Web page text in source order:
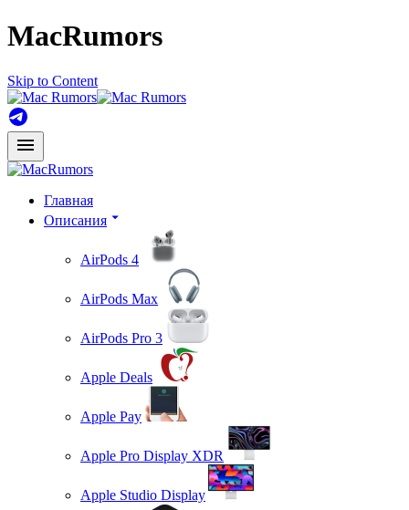
MacRumors
Skip to Content
Главная
Описания
AirPods 4
AirPods Max
AirPods Pro 3
Apple Deals
Apple Pay
Apple Pro Display XDR
Apple Studio Display